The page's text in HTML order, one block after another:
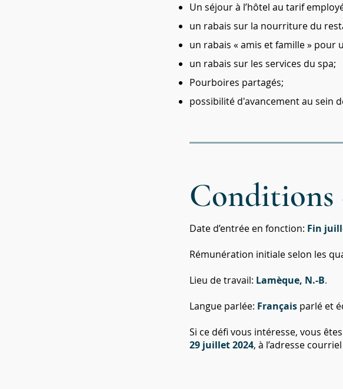
Un séjour à l’hôtel au tarif
un rabais sur la nourriture du
un rabais « amis et famille » pour
un rabais sur les services du spa;
Pourboires partagés;
possibilité d'avancement au sein
Conditions
Date d’entrée en fonction: Fin
Rémunération initiale selon les
Lieu de travail: Lamèque, N.-B.
Langue parlée: Français parlé et
Si ce défi vous intéresse, vous
29 juillet2024, à l’adresse